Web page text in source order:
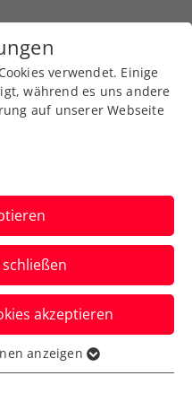
Herren
am
stehen für
Melzer genau
verwendet. Einige
während es uns andere
auf unserer Webseite
akzeptieren
grundlegende
anzeigen